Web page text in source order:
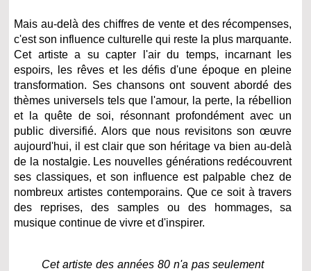
Mais au-delà des chiffres de vente et des récompenses,
c'est son influence culturelle qui reste la plus marquante.
Cet artiste a su capter l'air du temps, incarnant les
espoirs, les rêves et les défis d'une époque en pleine
transformation. Ses chansons ont souvent abordé des
thèmes universels tels que l'amour, la perte, la rébellion
et la quête de soi, résonnant profondément avec un
public diversifié. Alors que nous revisitons son œuvre
aujourd'hui, il est clair que son héritage va bien au-delà
de la nostalgie. Les nouvelles générations redécouvrent
ses classiques, et son influence est palpable chez de
nombreux artistes contemporains. Que ce soit à travers
des reprises, des samples ou des hommages, sa
musique continue de vivre et d'inspirer.
Cet artiste des années 80 n'a pas seulement